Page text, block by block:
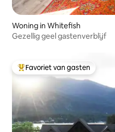
Woning in Whitefish
Gezellig geel gastenverblijf
Topfavoriet van gasten
Favoriet van gasten